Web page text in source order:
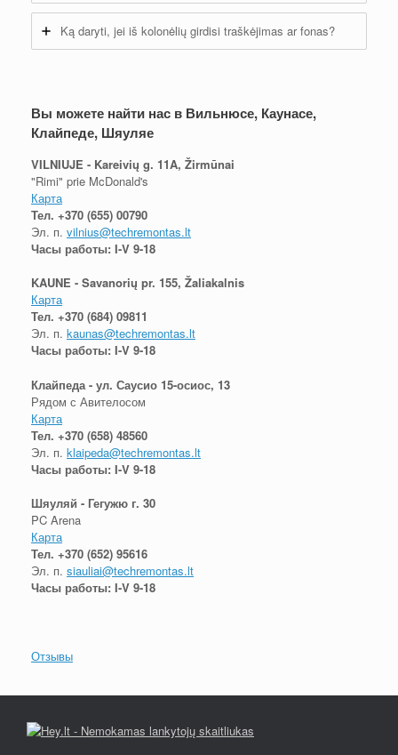
Ką daryti, jei iš kolonėlių girdisi traškėjimas ar fonas?
Вы можете найти нас в Вильнюсе, Каунасе,
Клайпеде, Шяуляе
VILNIUJE - Kareivių g. 11A, Žirmūnai
"Rimi" prie McDonald's
Карта
Тел. +370 (655) 00790
Эл. п. vilnius@techremontas.lt
Часы работы: I-V 9-18
KAUNE - Savanorių pr. 155, Žaliakalnis
Карта
Тел. +370 (684) 09811
Эл. п. kaunas@techremontas.lt
Часы работы: I-V 9-18
Клайпеда - ул. Саусио 15-осиос, 13
Рядом с Авителосом
Карта
Тел. +370 (658) 48560
Эл. п. klaipeda@techremontas.lt
Часы работы: I-V 9-18
Шяуляй - Гегужю г. 30
PC Arena
Карта
Тел. +370 (652) 95616
Эл. п. siauliai@techremontas.lt
Часы работы: I-V 9-18
Отзывы